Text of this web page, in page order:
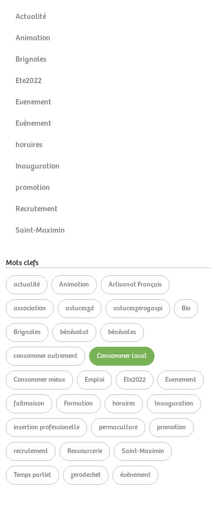
Actualité
Animation
Brignoles
Ete2022
Evenement
Evènement
horaires
Inauguration
promotion
Recrutement
Saint-Maximin
Mots clefs
actualité Animation Artisanat Français
association astuceszd astuceszerogaspi Bio
Brignoles bénévolat bénévoles
consommer autrement Consommer local
Consommer mieux Emploi Ete2022 Evenement
faitmaison Formation horaires Inauguration
insertion professionelle permaculture promotion
recrutement Ressourcerie Saint-Maximin
Temps partiel zerodechet évènement